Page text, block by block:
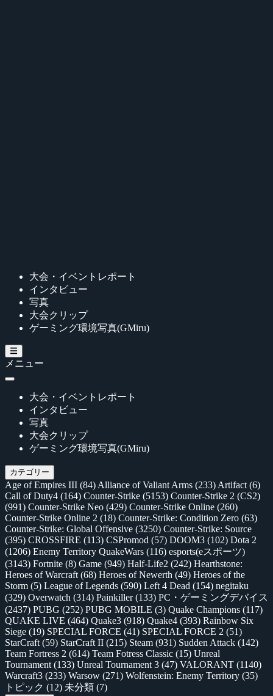
大会・イベントレポート
インタビュー
写真
大会クリップ
ゲーミング環境写真(GMiru)
メニュー
大会・イベントレポート
インタビュー
写真
大会クリップ
ゲーミング環境写真(GMiru)
カテゴリー
Age of Empires III (84) Alliance of Valiant Arms (233) Artifact (6)
Call of Duty4 (164) Counter-Strike (5153) Counter-Strike 2 (CS2)
(991) Counter-Strike Neo (429) Counter-Strike Online (260)
Counter-Strike Online 2 (18) Counter-Strike: Condition Zero (63)
Counter-Strike: Global Offensive (3250) Counter-Strike: Source
(395) CROSSFIRE (113) CSPromod (57) DOOM3 (102) Dota 2
(1206) Enemy Territory QuakeWars (116) esports(eスポーツ)
(3143) Fortnite (8) Game (949) Half-Life2 (242) Hearthstone:
Heroes of Warcraft (68) Heroes of Newerth (49) Heroes of the
Storm (5) League of Legends (590) Left 4 Dead (154) negitaku
(329) Overwatch (314) Painkiller(133) PC・ゲーミングデバイス
(2437) PUBG (252) PUBG MOBILE (3) Quake Champions (117)
QUAKE LIVE (464) Quake3 (918) Quake4 (393) Rainbow Six
Siege (19) SPECIAL FORCE (41) SPECIAL FORCE 2 (51)
StarCraft (59) StarCraft II (215) Steam (931) Sudden Attack (142)
Team Fortress 2 (614) Team Fotress Classic (15) Unreal
Tournament (133) Unreal Tournament 3 (47) VALORANT (1140)
Warcraft3 (233) Warsow (271) Wolfenstein: Enemy Territory (35)
トピック (12) 未分類 (7)